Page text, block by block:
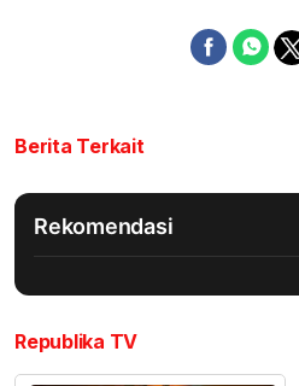
Berita Terkait
Rekomendasi
Republika TV